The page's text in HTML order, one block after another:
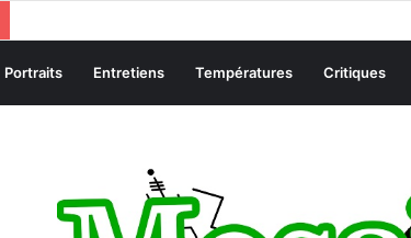
Portraits Entretiens Températures Critiques